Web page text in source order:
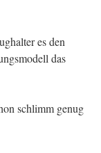
es den
das
schlimm genug